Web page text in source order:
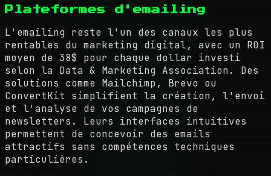
Plateformes d'emailing
L'emailing reste l'un des canaux les plus
rentables du marketing digital, avec un ROI
moyen de 38$ pour chaque dollar investi
selon la Data & Marketing Association. Des
solutions comme Mailchimp, Brevo ou
ConvertKit simplifient la création, l'envoi
et l'analyse de vos campagnes de
newsletters. Leurs interfaces intuitives
permettent de concevoir des emails
attractifs sans compétences techniques
particulières.